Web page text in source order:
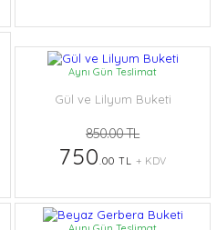
Aynı Gün Teslimat
Gül ve Lilyum Buketi
850.00 TL
750.00 TL+ KDV